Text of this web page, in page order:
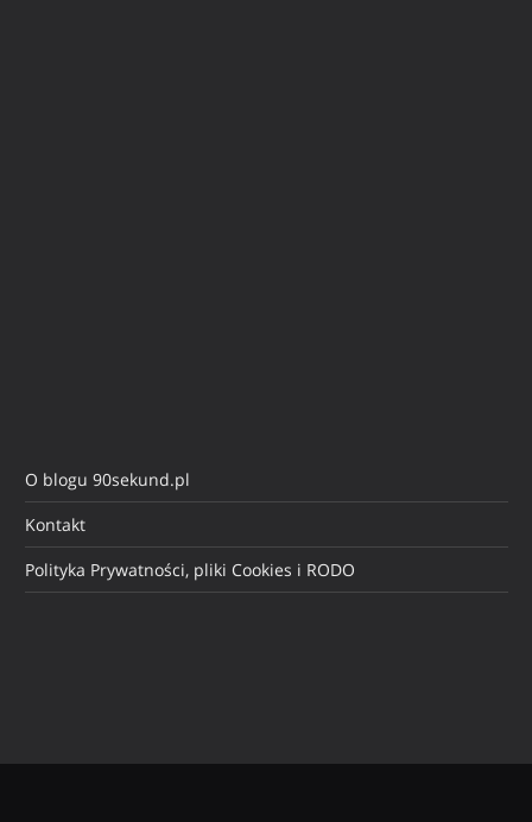
O blogu 90sekund.pl
Kontakt
Polityka Prywatności, pliki Cookies i RODO